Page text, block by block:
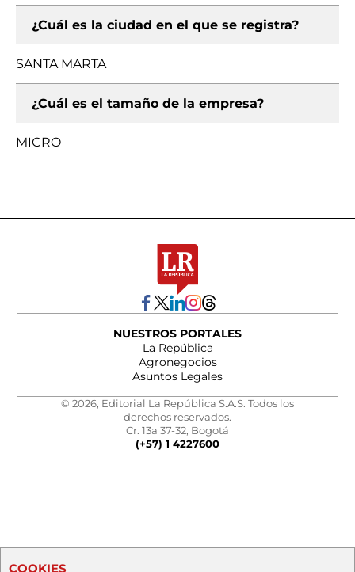
¿Cuál es la ciudad en el que se registra?
SANTA MARTA
¿Cuál es el tamaño de la empresa?
MICRO
NUESTROS PORTALES
La República
Agronegocios
Asuntos Legales
© 2026, Editorial La República S.A.S. Todos los
derechos reservados.
Cr. 13a 37-32, Bogotá
(+57) 1 4227600
COOKIES